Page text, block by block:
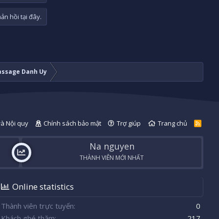
hồi tại đây.
Danh Uy
Nội quy Chính sách bảo mật Trợ giúp Trang chủ
R
S
Na nguyen
THÀNH VIÊN MỚI NHẤT
Online statistics
Thành viên trực tuyến
0